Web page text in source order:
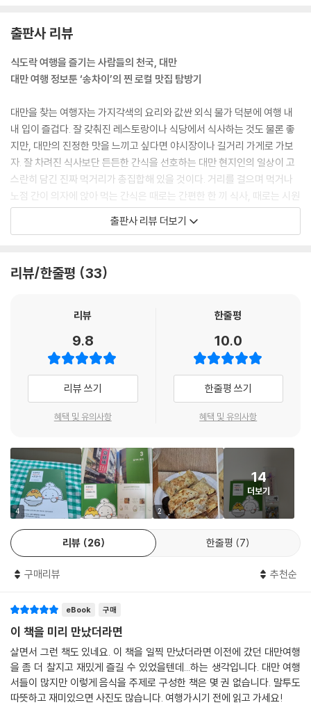
두부롤
꽈바오
호호미 파인애플번
홍두병
맥도날드 고구마튀김
KFC 고구마볼
사원 옌수지
타이난 바이탕궈
타이난 판슈펑
4 음료·빙수·과일
스타벅스 호지차라테
우스란 아이스크림 홍차
우스란 홍차마키아토
더정 다크 우롱 버블티
더정 레몬 우롱차
파파 얼그레이 요거트 스무디
파파 파인애플 패션후르츠 요거트 스무디
쩐쭈단 타로 우유
동과 레몬차
또우화
자이 또우장 또우화
패션후르츠 요거트 빙수
자오시 망고 우유 빙수
전통 아이스크림
애플망고
석가
5 아침 식사 전문점
또우장
또우장 홍차
미장
딴삥
판투안
출판사 리뷰
식도락 여행을 즐기는 사람들의 천국, 대만
대만 여행 정보툰 ‘송차이’의 찐 로컬 맛집 탐방기
대만을 찾는 여행자는 가지각색의 요리와 값싼 외식 물가 덕분에 여행 내
내 입이 즐겁다. 잘 갖춰진 레스토랑이나 식당에서 식사하는 것도 물론 좋
지만, 대만의 진정한 맛을 느끼고 싶다면 야시장이나 길거리 가게로 가보
자. 잘 차려진 식사보단 든든한 간식을 선호하는 대만 현지인의 일상이 고
스란히 담긴 진짜 먹거리가 총집합해 있을 것이다. 거리를 걸으며 먹거나
노점 간이 의자에 앉아 먹는 간식은 때로는 간편한 한 끼 식사, 때로는 시원
한 맥주 안주, 때로는 마른 목을 축이는 음료, 때로는 출출함을 달래는 야식
있다. 바로 귀여운 그림체와 통통 튀는 입담 그리고 생동감 넘치는 맛 표현
를 만화로 그린 것이다. 워킹홀리데이로 맺어진 대만과의 소중한 인연에
움을 주며 대만 여행 정보툰 역할을 톡톡히 해내고 있다. 타이베이, 타이난,
지룽, 자오시 등 여러 지역의 맛집과 먹거리를 찾아다닌 송차이의 대만 탐
방기를 함께 살펴보자.
관광객과 현지인 모두에게 사랑받는 인기 음식부터
모두가 맛있는 ‘대만 여행’을 할 수 있길!
작가가 직접 발로 뛰며 찾은 로컬 먹거리 80가지와 맛집 107곳을 《주문하
신 대만 간식 나왔습니다》에 담았다. 관광객에게 이미 잘 알려진 유명 음식
부터 인터넷 어디에서도 정보를 찾을 수 없는 숨겨진 현지 맛집까지 한데
모았으니 대만 여행을 준비하는 사람에게 여러모로 도움이 될 것이다.
음으로 표기해 담았고 해외여행의 길잡이인 구글맵 주소를 QR 코드로 연
준을 제공했으며 간식의 이름 뜻, 간식이 탄생한 배경, 간식에 얽힌 이야
기, 간식을 먹는 방법 등을 이야기로 풀어내 알아가는 재미를 더했다. 또 귀
여운 송차이툰으로 본문 내용을 좀 더 유쾌하게 정리해 독자의 이해를 돕
고 있다. 메뉴가 다양할 때는 ‘추천 메뉴’를 따로 선정해 안내했고 주문하기
까다로운 메뉴는 ‘주문하는 법’도 정리해 알차게 구성했다.
출판사 리뷰 더보기
리뷰/한줄평 33
리뷰
9.8
리뷰 쓰기
혜택 및 유의사항
한줄평
10.0
한줄평 쓰기
혜택 및 유의사항
4 2
14
더보기
리뷰 26 한줄평 7
구매리뷰 추천순
eBook 구매
이 책을 미리 만났더라면
살면서 그런 책도 있네요. 이 책을 일찍 만났더라면 이전에 갔던 대만여행
을 좀 더 찰지고 재밌게 즐길 수 있었을텐데...하는 생각입니다. 대만 여행
서들이 많지만 이렇게 음식을 주제로 구성한 책은 몇 권 없습니다. 말투도
따뜻하고 재미있으면 사진도 많습니다. 여행가시기 전에 읽고 가세요!